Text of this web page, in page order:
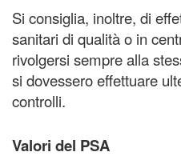
Si consiglia, inoltre, di
sanitari di qualità o in
rivolgersi sempre alla
si dovessero effettuare
controlli.
Valori del PSA